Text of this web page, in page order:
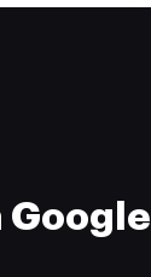
Google